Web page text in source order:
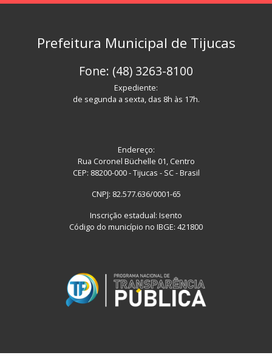
Prefeitura Municipal de Tijucas
Fone: (48) 3263-8100
Expediente:
de segunda a sexta, das 8h às 17h.
Endereço:
Rua Coronel Büchelle 01, Centro
CEP: 88200-000 - Tijucas - SC - Brasil
CNPJ: 82.577.636/0001-65
Inscrição estadual: Isento
Código do município no IBGE: 421800